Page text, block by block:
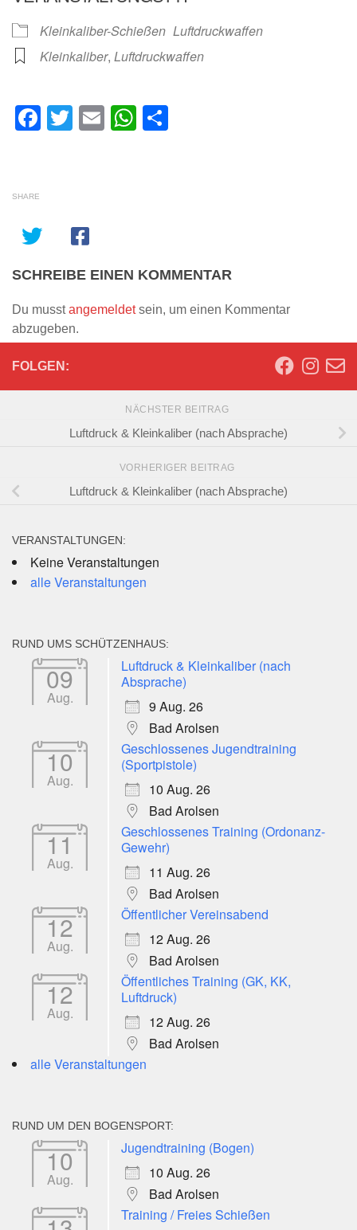
Kleinkaliber-Schießen Luftdruckwaffen
Kleinkaliber, Luftdruckwaffen
Facebook
Twitter
EmailWhatsApp
SHARE
SCHREIBE EINEN KOMMENTAR
Du musstangemeldetsein, um einen Kommentar
abzugeben.
FOLGEN:
NÄCHSTER BEITRAG
Luftdruck & Kleinkaliber (nach Absprache)
VORHERIGER BEITRAG
Luftdruck & Kleinkaliber (nach Absprache)
VERANSTALTUNGEN:
Keine Veranstaltungen
alle Veranstaltungen
RUND UMS SCHÜTZENHAUS:
09
Aug.
Luftdruck & Kleinkaliber (nach
Absprache)
9 Aug. 26
Bad Arolsen
10
Aug.
Geschlossenes Jugendtraining
(Sportpistole)
10 Aug. 26
Bad Arolsen
11
Aug.
Geschlossenes Training (Ordonanz-
Gewehr)
11 Aug. 26
Bad Arolsen
12
Aug.
Öffentlicher Vereinsabend
12 Aug. 26
Bad Arolsen
12
Aug.
Öffentliches Training (GK, KK,
Luftdruck)
12 Aug. 26
Bad Arolsen
alle Veranstaltungen
RUND UM DEN BOGENSPORT:
10
Aug.
Jugendtraining (Bogen)
10 Aug. 26
Bad Arolsen
Training / Freies Schießen